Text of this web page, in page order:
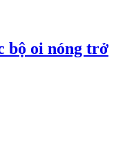
bộ oi nóng trở